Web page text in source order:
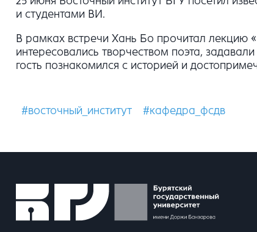
и студентами ВИ.
В рамках встречи Хань Бо прочитал лекцию
интересовались творчеством поэта,
гость познакомился с историей и
#восточный_институт #кафедра_фсдв